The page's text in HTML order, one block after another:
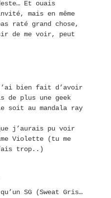
Et ouais
mais en même
raté grand chose,
de me voir, peut
bien fait d’avoir
de plus une geek
soit au mandala ray
j’aurais pu voir
Violette (tu me
trop..)
SG (Sweat Gris…